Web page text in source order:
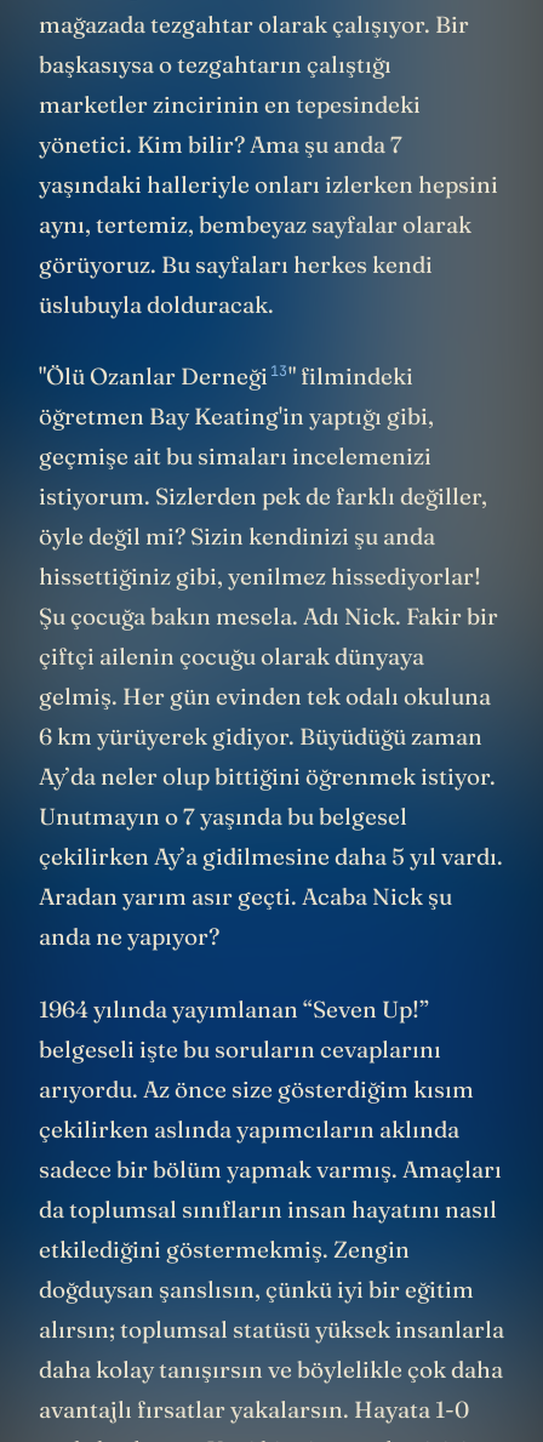
mağazada tezgahtar olarak çalışıyor. Bir
başkasıysa o tezgahtarın çalıştığı
marketler zincirinin en tepesindeki
yönetici. Kim bilir? Ama şu anda 7
yaşındaki halleriyle onları izlerken hepsini
aynı, tertemiz, bembeyaz sayfalar olarak
görüyoruz. Bu sayfaları herkes kendi
üslubuyla dolduracak.
"Ölü Ozanlar Derneği 13" filmindeki
öğretmen Bay Keating'in yaptığı gibi,
geçmişe ait bu simaları incelemenizi
istiyorum. Sizlerden pek de farklı değiller,
öyle değil mi? Sizin kendinizi şu anda
hissettiğiniz gibi, yenilmez hissediyorlar!
Şu çocuğa bakın mesela. Adı Nick. Fakir bir
çiftçi ailenin çocuğu olarak dünyaya
gelmiş. Her gün evinden tek odalı okuluna
6 km yürüyerek gidiyor. Büyüdüğü zaman
Ay’da neler olup bittiğini öğrenmek istiyor.
Unutmayın o 7 yaşında bu belgesel
çekilirken Ay’a gidilmesine daha 5 yıl vardı.
Aradan yarım asır geçti. Acaba Nick şu
anda ne yapıyor?
1964 yılında yayımlanan “Seven Up!”
belgeseli işte bu soruların cevaplarını
arıyordu. Az önce size gösterdiğim kısım
çekilirken aslında yapımcıların aklında
sadece bir bölüm yapmak varmış. Amaçları
da toplumsal sınıfların insan hayatını nasıl
etkilediğini göstermekmiş. Zengin
doğduysan şanslısın, çünkü iyi bir eğitim
alırsın; toplumsal statüsü yüksek insanlarla
daha kolay tanışırsın ve böylelikle çok daha
avantajlı fırsatlar yakalarsın. Hayata 1-0